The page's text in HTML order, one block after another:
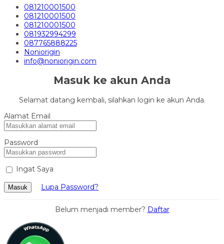
081210001500
081210001500
081210001500
081932994299
087765888225
Noniorigin
info@noniorigin.com
Masuk ke akun Anda
Selamat datang kembali, silahkan login ke akun Anda.
Alamat Email
Password
Ingat Saya
Masuk Lupa Password?
Belum menjadi member? Daftar